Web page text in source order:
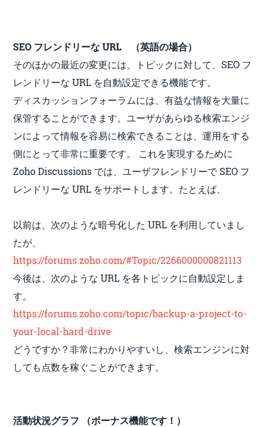
SEO フレンドリーな URL （英語の場合）
そのほかの最近の変更には、トピックに対して、SEO フ
レンドリーな URL を自動設定できる機能です。
ディスカッションフォーラムには、有益な情報を大量に
保管することができます。ユーザがあらゆる検索エンジ
ンによって情報を容易に検索できることは、運用をする
側にとって非常に重要です。 これを実現するために
Zoho Discussions では、ユーザフレンドリーで SEO フ
レンドリーな URL をサポートします。たとえば、
以前は、次のような暗号化した URL を利用していまし
たが、
https://forums.zoho.com/#Topic/2266000000821113
今後は、次のような URL を各トピックに自動設定しま
す。
https://forums.zoho.com/topic/backup-a-project-to-
your-local-hard-drive
どうですか？非常にわかりやすいし、検索エンジンに対
しても点数を稼ぐことができます。
活動状況グラフ （ボーナス機能です！）